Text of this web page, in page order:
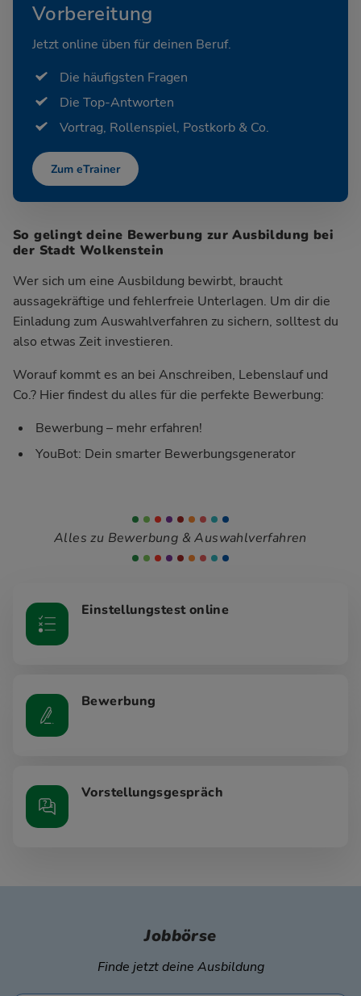
Vorbereitung
Jetzt online üben für deinen Beruf.
Die häufigsten Fragen
Die Top-Antworten
Vortrag, Rollenspiel, Postkorb & Co.
Zum eTrainer
So gelingt deine Bewerbung zur Ausbildung bei
der Stadt Wolkenstein
Wer sich um eine Ausbildung bewirbt, braucht
aussagekräftige und fehlerfreie Unterlagen. Um dir die
Einladung zum Auswahlverfahren zu sichern, solltest du
also etwas Zeit investieren.
Worauf kommt es an bei Anschreiben, Lebenslauf und
Co.? Hier findest du alles für die perfekte Bewerbung:
Bewerbung – mehr erfahren!
YouBot: Dein smarter Bewerbungsgenerator
Alles zu Bewerbung & Auswahlverfahren
Einstellungstest online
Bewerbung
Vorstellungsgespräch
Jobbörse
Finde jetzt deine Ausbildung